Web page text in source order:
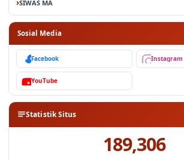
Sosial Media
Facebook Instagram
YouTube
Statistik Situs
189,306